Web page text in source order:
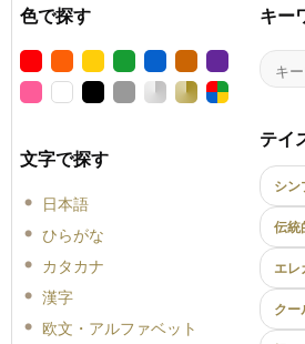
色で探す
文字で探す
日本語
ひらがな
カタカナ
漢字
欧文・アルファベット
キー
テイ
シン
伝統
エレ
クー